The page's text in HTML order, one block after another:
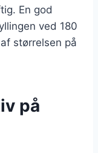
En god
ved 180
størrelsen på
på